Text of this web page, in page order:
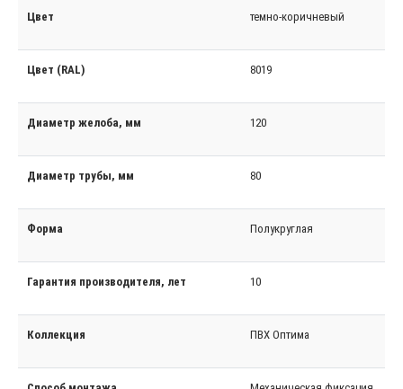
Цвет темно-коричневый
Цвет (RAL) 8019
Диаметр желоба, мм 120
Диаметр трубы, мм 80
Форма Полукруглая
Гарантия производителя, лет 10
Коллекция ПВХ Оптима